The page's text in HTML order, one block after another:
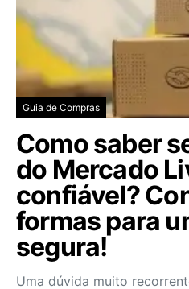
Guia de Compras
Como saber
do Mercado
confiável?
formas para
segura!
Uma dúvida muito